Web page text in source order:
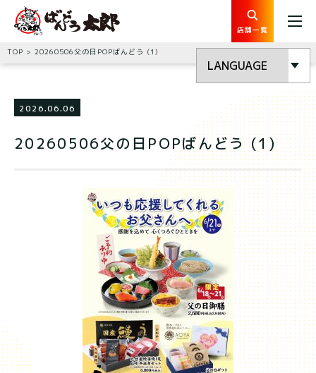
店舗一覧
TOP 20260506父の日POPばんどう (1)
2026.06.06
20260506父の日POPばんどう (1)